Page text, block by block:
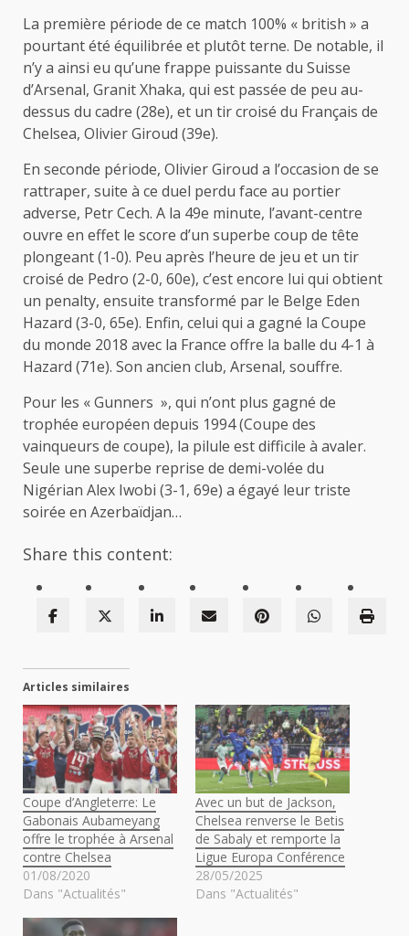
La première période de ce match 100% « british » a
pourtant été équilibrée et plutôt terne. De notable, il
n’y a ainsi eu qu’une frappe puissante du Suisse
d’Arsenal, Granit Xhaka, qui est passée de peu au-
dessus du cadre (28e), et un tir croisé du Français de
Chelsea, Olivier Giroud (39e).
En seconde période, Olivier Giroud a l’occasion de se
rattraper, suite à ce duel perdu face au portier
adverse, Petr Cech. A la 49e minute, l’avant-centre
ouvre en effet le score d’un superbe coup de tête
plongeant (1-0). Peu après l’heure de jeu et un tir
croisé de Pedro (2-0, 60e), c’est encore lui qui obtient
un penalty, ensuite transformé par le Belge Eden
Hazard (3-0, 65e). Enfin, celui qui a gagné la Coupe
du monde 2018 avec la France offre la balle du 4-1 à
Hazard (71e). Son ancien club, Arsenal, souffre.
Pour les « Gunners », qui n’ont plus gagné de
trophée européen depuis 1994 (Coupe des
vainqueurs de coupe), la pilule est difficile à avaler.
Seule une superbe reprise de demi-volée du
Nigérian Alex Iwobi (3-1, 69e) a égayé leur triste
soirée en Azerbaïdjan…
Share this content:
Articles similaires
Coupe d’Angleterre: Le
Gabonais Aubameyang
offre le trophée à Arsenal
contre Chelsea
01/08/2020
Dans "Actualités"
Avec un but de Jackson,
Chelsea renverse le Betis
de Sabaly et remporte la
Ligue Europa Conférence
28/05/2025
Dans "Actualités"